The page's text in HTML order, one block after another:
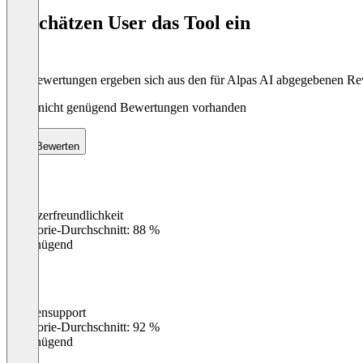
So schätzen User das Tool ein
Die Bewertungen ergeben sich aus den für Alpas AI abgegebenen
Noch nicht genügend Bewertungen vorhanden
Bewerten
Benutzerfreundlichkeit
Kategorie-Durchschnitt: 88 %
Ungenügend
Kundensupport
Kategorie-Durchschnitt: 92 %
Ungenügend